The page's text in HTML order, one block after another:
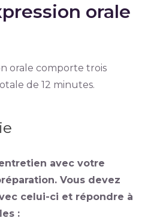
orale
orale comporte trois
de 12 minutes.
avec votre
Vous devez
celui-ci et répondre à
: